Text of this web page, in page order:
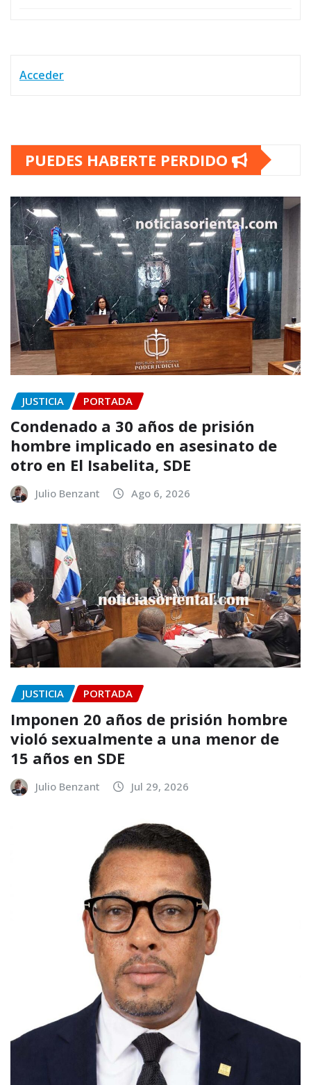
Acceder
PUEDES HABERTE PERDIDO
JUSTICIA PORTADA
Condenado a 30 años de prisión
hombre implicado en asesinato de
otro en El Isabelita, SDE
Julio Benzant Ago 6, 2026
JUSTICIA PORTADA
Imponen 20 años de prisión hombre
violó sexualmente a una menor de
15 años en SDE
Julio Benzant Jul 29, 2026